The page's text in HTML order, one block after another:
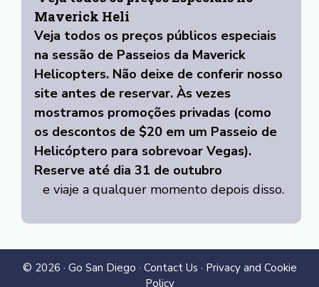
Maverick Heli
Veja todos os preços públicos especiais
na sessão de Passeios da Maverick
Helicopters. Não deixe de conferir nosso
site antes de reservar. Às vezes
mostramos promoções privadas (como
os descontos de $20 em um Passeio de
Helicóptero para sobrevoar Vegas).
Reserve até dia 31 de outubro
e viaje a qualquer momento depois disso.
© 2026 · Go San Diego · Contact Us · Privacy and Cookie
Policy